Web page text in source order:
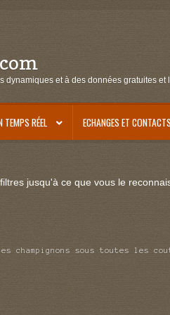
et à des données gratuites et
TEMPS RÉEL ECHANGES ET
jusqu'à ce que vous le
Les champignons sous toutes les